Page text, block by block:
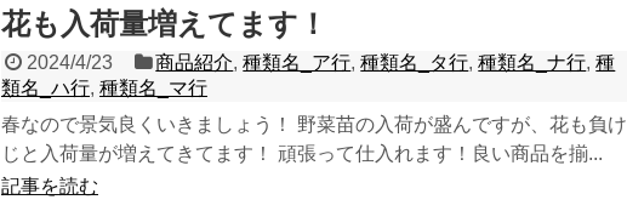
花も入荷量増えてます！
2024/4/23 商品紹介,種類名_ア行,種類名_タ行,種類名_ナ行,種
類名_ハ行, 種類名_マ行
春なので景気良くいきましょう！ 野菜苗の入荷が盛んですが、花も負け
じと入荷量が増えてきてます！ 頑張って仕入れます！良い商品を揃...
記事を読む